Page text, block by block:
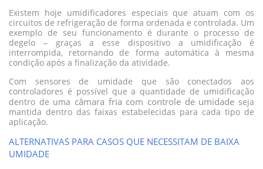
Existem hoje umidificadores especiais que atuam com os
circuitos de refrigeração de forma ordenada e controlada. Um
exemplo de seu funcionamento é durante o processo de
degelo – graças a esse dispositivo a umidificação é
interrompida, retornando de forma automática à mesma
condição após a finalização da atividade.
Com sensores de umidade que são conectados aos
controladores é possível que a quantidade de umidificação
dentro de uma câmara fria com controle de umidade seja
mantida dentro das faixas estabelecidas para cada tipo de
aplicação.
ALTERNATIVAS PARA CASOS QUE NECESSITAM DE BAIXA
UMIDADE